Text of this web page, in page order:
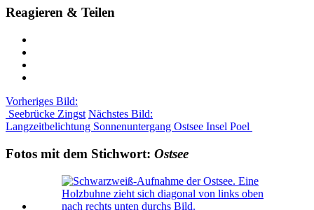
Reagieren & Teilen
Vorheriges Bild:
Seebrücke Zingst Nächstes Bild:
Langzeitbelichtung Sonnenuntergang Ostsee Insel Poel
Fotos mit dem Stichwort: Ostsee